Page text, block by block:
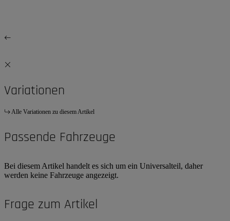
Variationen
Alle Variationen zu diesem Artikel
Passende Fahrzeuge
Bei diesem Artikel handelt es sich um ein Universalteil, daher
werden keine Fahrzeuge angezeigt.
Frage zum Artikel